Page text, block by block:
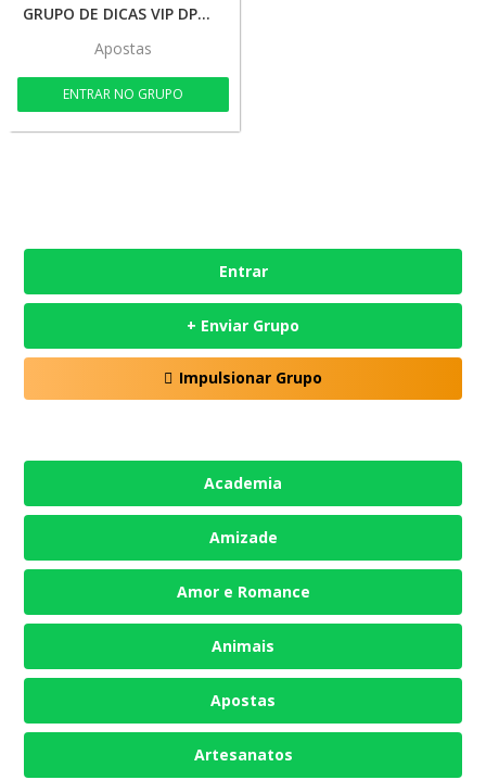
GRUPO DE DICAS VIP DP👊🏻🤑☘️
Apostas
ENTRAR NO GRUPO
Entrar
+ Enviar Grupo
Impulsionar Grupo
Academia
Amizade
Amor e Romance
Animais
Apostas
Artesanatos